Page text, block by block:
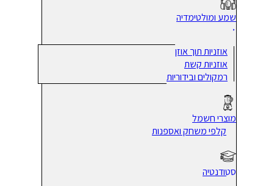
שמע ומולטימדיה
אוזניות תוך אוזן
אוזניות קשת
רמקולים ובידוריות
מוצרי חשמל
קלפי משחק ואספנות
סטודנטיה